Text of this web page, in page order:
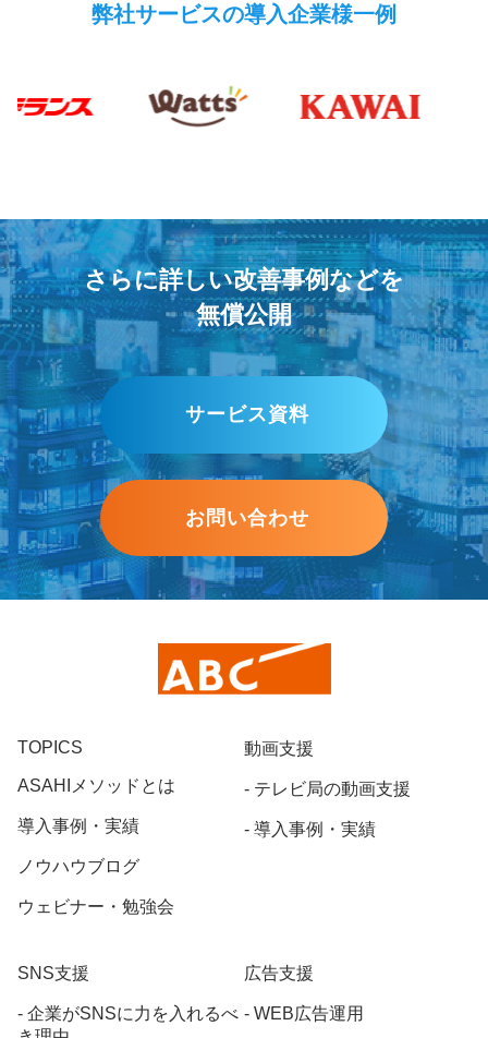
弊社サービスの導入企業様一例
さらに詳しい改善事例などを
無償公開
サービス資料
お問い合わせ
TOPICS
ASAHIメソッドとは
導入事例・実績
ノウハウブログ
ウェビナー・勉強会
SNS支援
企業がSNSに力を入れるべ
動画支援
テレビ局の動画支援
導入事例・実績
広告支援
WEB広告運用